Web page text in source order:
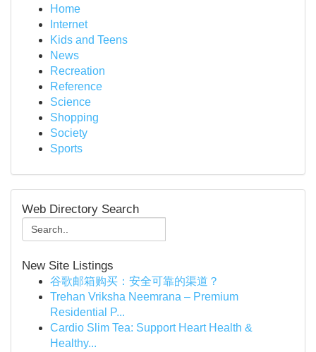
Home
Internet
Kids and Teens
News
Recreation
Reference
Science
Shopping
Society
Sports
Web Directory Search
New Site Listings
谷歌邮箱购买：安全可靠的渠道？
Trehan Vriksha Neemrana – Premium
Residential P...
Cardio Slim Tea: Support Heart Health &
Healthy...